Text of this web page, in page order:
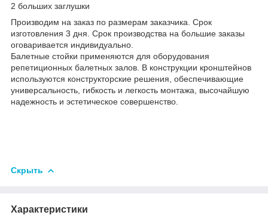
2 больших заглушки
Производим на заказ по размерам заказчика. Срок
изготовления 3 дня. Срок производства на большие заказы
оговаривается индивидуально.
Балетные стойки применяются для оборудования
репетиционных балетных залов. В конструкции кронштейнов
используются конструкторские решения, обеспечивающие
универсальность, гибкость и легкость монтажа, высочайшую
надежность и эстетическое совершенство.
Скрыть
Характеристики